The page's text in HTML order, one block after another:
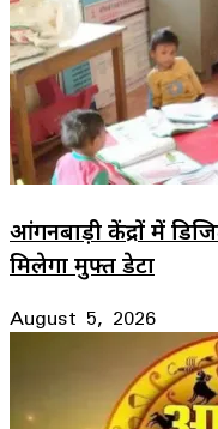
आंगनबाड़ी केंद्रों में
मिलेगा मुफ्त डेटा
August 5, 2026